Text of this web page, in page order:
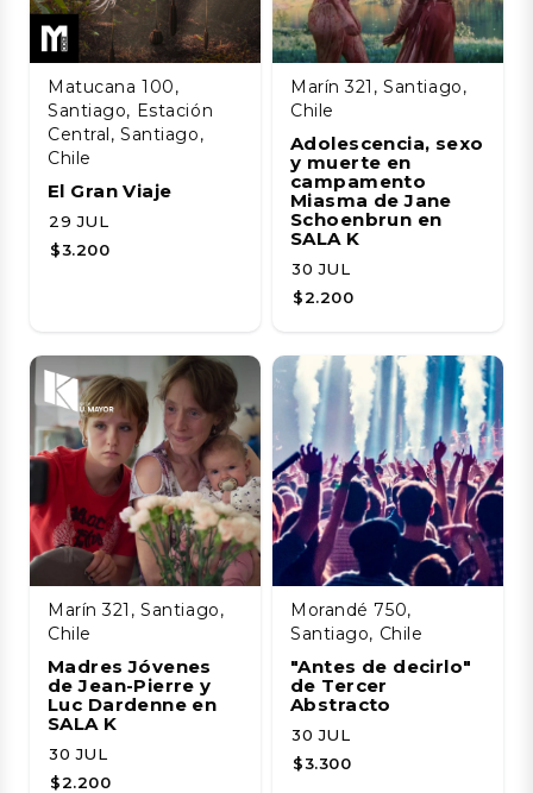
Matucana 100,
Santiago, Estación
Central, Santiago,
Chile
El Gran Viaje
29 JUL
$3.200
Marín 321, Santiago,
Chile
Adolescencia, sexo
y muerte en
campamento
Miasma de Jane
Schoenbrun en
SALA K
30 JUL
$2.200
Marín 321, Santiago,
Chile
Madres Jóvenes
de Jean-Pierre y
Luc Dardenne en
SALA K
30 JUL
$2.200
Morandé 750,
Santiago, Chile
"Antes de decirlo"
de Tercer
Abstracto
30 JUL
$3.300